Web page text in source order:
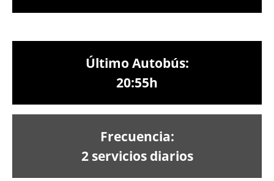
Último Autobús:
20:55h
Frecuencia:
2 servicios diarios